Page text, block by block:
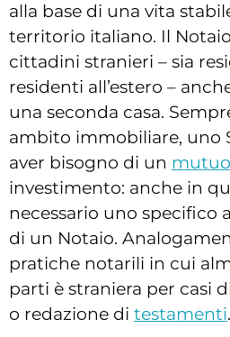
alla base di una vita
territorio italiano. Il
cittadini stranieri – sia
residenti all’estero –
una seconda casa.
ambito immobiliare, uno
aver bisogno di un mutuo
investimento: anche in
necessario uno specifico
di un Notaio.
pratiche notarili in cui
parti è straniera per casi
o redazione di testamenti.